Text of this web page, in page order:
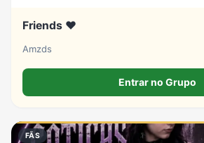
Friends ❤️
Amzds
Entrar no Grupo
FÃS